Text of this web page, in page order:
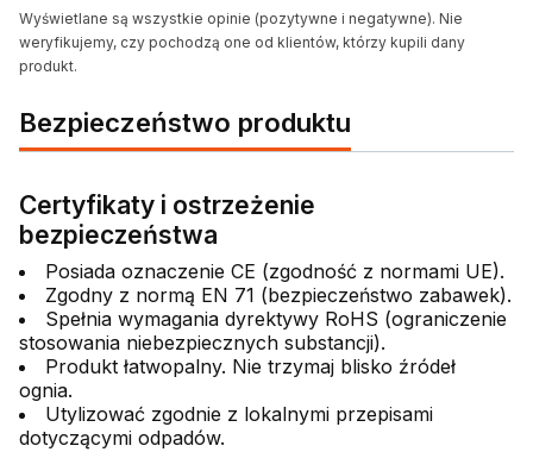
Wyświetlane są wszystkie opinie (pozytywne i negatywne). Nie
weryfikujemy, czy pochodzą one od klientów, którzy kupili dany
produkt.
Bezpieczeństwo produktu
Certyfikaty i ostrzeżenie
bezpieczeństwa
Posiada oznaczenie CE (zgodność z normami UE).
Zgodny z normą EN 71 (bezpieczeństwo zabawek).
Spełnia wymagania dyrektywy RoHS (ograniczenie
stosowania niebezpiecznych substancji).
Produkt łatwopalny. Nie trzymaj blisko źródeł
ognia.
Utylizować zgodnie z lokalnymi przepisami
dotyczącymi odpadów.